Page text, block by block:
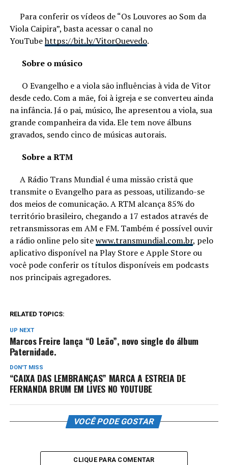
Para conferir os vídeos de “Os Louvores ao Som da
Viola Caipira”, basta acessar o canal no
YouTubehttps://bit.ly/VitorQuevedo.
Sobre o músico
O Evangelho e a viola são influências à vida de Vitor
desde cedo. Com a mãe, foi à igreja e se converteu ainda
na infância. Já o pai, músico, lhe apresentou a viola, sua
grande companheira da vida. Ele tem nove álbuns
gravados, sendo cinco de músicas autorais.
Sobrea RTM
A Rádio Trans Mundial é uma missão cristã que
transmite o Evangelho para as pessoas, utilizando-se
dos meios de comunicação. A RTM alcança 85% do
território brasileiro, chegando a 17 estados através de
retransmissoras em AM e FM. Também é possível ouvir
a rádio online pelo sitewww.transmundial.com.br, pelo
aplicativo disponível na Play Store e Apple Store ou
você pode conferir os títulos disponíveis em podcasts
nos principais agregadores.
RELATED TOPICS:
UP NEXT
Marcos Freire lança “O Leão”, novo single do álbum
Paternidade.
DON'T MISS
“CAIXA DAS LEMBRANÇAS” MARCA A ESTREIA DE
FERNANDA BRUM EM LIVES NO YOUTUBE
VOCÊ PODE GOSTAR
CLIQUE PARA COMENTAR